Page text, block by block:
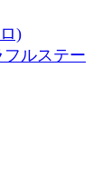
)
ルステー